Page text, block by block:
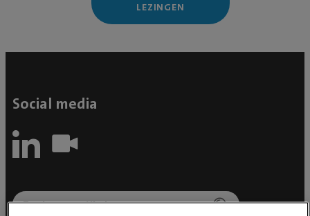
LEZINGEN
Social media